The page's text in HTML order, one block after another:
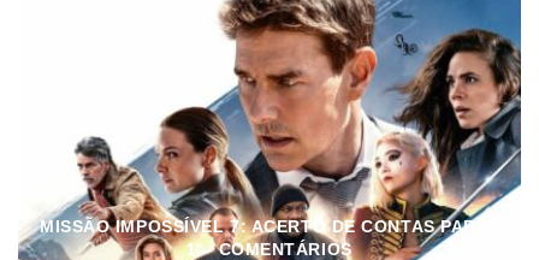
MISSÃO IMPOSSÍVEL 7: ACERTO DE CONTAS PARTE
1 – COMENTÁRIOS